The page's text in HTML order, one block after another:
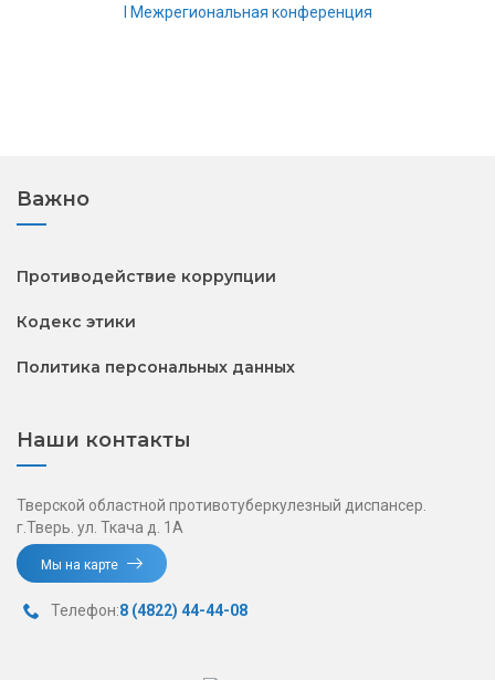
I Межрегиональная конференция
Важно
Противодействие коррупции
Кодекс этики
Политика персональных данных
Наши контакты
Тверской областной противотуберкулезный диспансер.
г.Тверь. ул. Ткача д. 1А
Мы на карте
Телефон:8 (4822) 44-44-08